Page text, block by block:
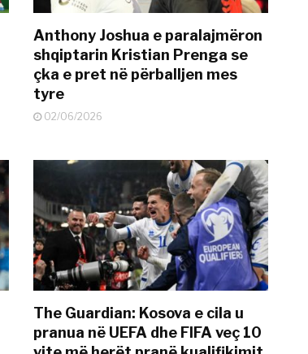
Anthony Joshua e paralajmëron
shqiptarin Kristian Prenga se
çka e pret në përballjen mes
tyre
02/06/2026
The Guardian: Kosova e cila u
pranua në UEFA dhe FIFA veç 10